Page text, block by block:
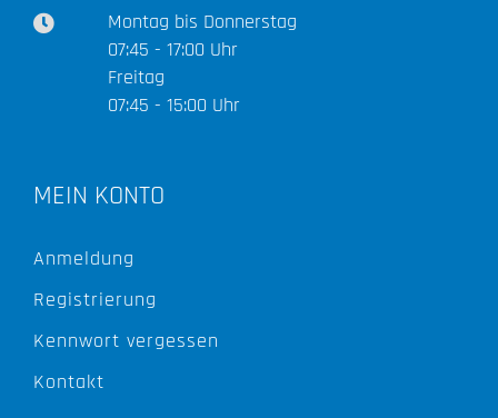
Montag bis Donnerstag
07:45 - 17:00 Uhr
Freitag
07:45 - 15:00 Uhr
MEIN KONTO
Anmeldung
Registrierung
Kennwort vergessen
Kontakt